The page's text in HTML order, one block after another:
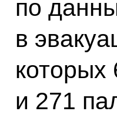
по
в
которых
и 271